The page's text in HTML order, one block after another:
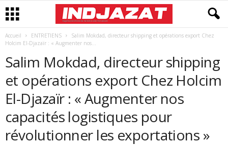
Accueil ENTRETIENS
Salim Mokdad, directeur shipping et opérations export Chez
Holcim El-Djazaïr : « Augmenter nos...
Salim Mokdad, directeur shipping
et opérations export Chez Holcim
El-Djazaïr : « Augmenter nos
capacités logistiques pour
révolutionner les exportations »